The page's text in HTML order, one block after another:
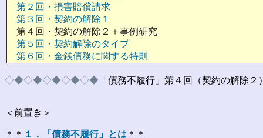
第２回・損害賠償請求
第３回・契約の解除１
第４回・契約の解除２＋事例研究
第５回・契約解除のタイプ
第６回・金銭債務に関する特則
◇◆◇◆◇◆◇◆◇◆ 「債務不履行」第４回（契約の解除２）
＜前置き＞
＊＊ １．「債務不履行」とは ＊＊